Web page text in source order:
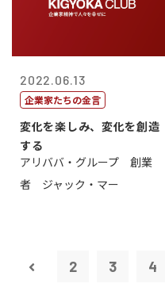
2022.06.13
企業家たちの金言
変化を楽しみ、変化を創造
する
アリババ・グループ 創業
者 ジャック・マー
2 3 4